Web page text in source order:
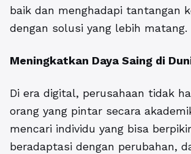
baik dan menghadapi tantangan
dengan solusi yang lebih matang.
Meningkatkan Daya Saing di
Di era digital, perusahaan tidak
orang yang pintar secara
mencari individu yang bisa
beradaptasi dengan perubahan,